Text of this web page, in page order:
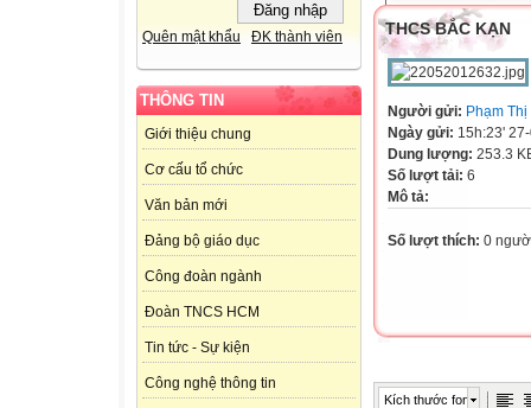
Quên mật khẩu ĐK thành viên
THÔNG TIN
Giới thiệu chung
Cơ cấu tổ chức
Văn bản mới
Đảng bộ giáo dục
Công đoàn ngành
Đoàn TNCS HCM
Tin tức - Sự kiện
Công nghệ thông tin
THCS BẮC KẠN
Người gửi: Phạm
Ngày gửi: 15h:23'
Dung lượng: 253.3
Số lượt tải: 6
Mô tả:
Số lượt thích: 0
Kích thước font